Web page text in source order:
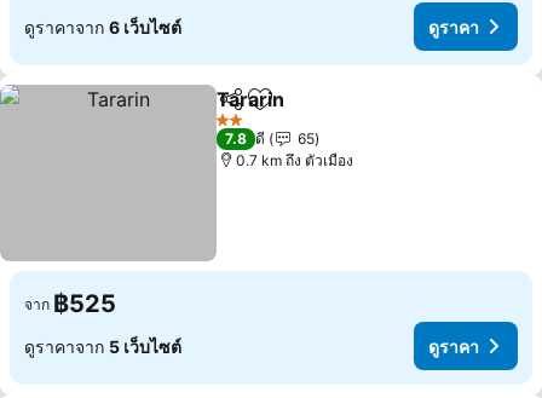
ดูราคาจาก 6 เว็บไซต์ ดูราคา
แชร์ เพิ่มในรายการโปรด
Tararin
2 ดาว
7.8 ดี
65
0.7 km ถึง ตัวเมือง
จาก ฿525
ดูราคาจาก 5 เว็บไซต์ ดูราคา